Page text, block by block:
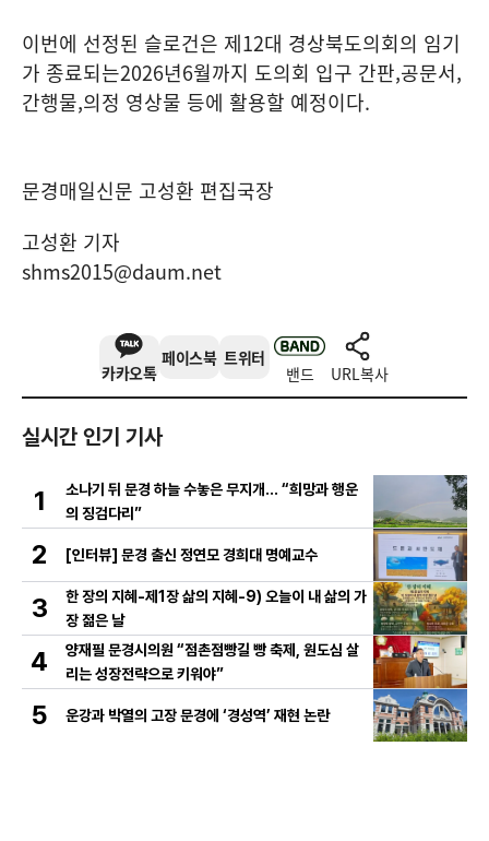
이번에 선정된 슬로건은 제12대 경상북도의회의 임기
가 종료되는2026년6월까지 도의회 입구 간판,공문서,
간행물,의정 영상물 등에 활용할 예정이다.
문경매일신문 고성환 편집국장
고성환 기자
shms2015@daum.net
카카오톡
페이스북 트위터
밴드 URL복사
실시간 인기 기사
1
소나기 뒤 문경 하늘 수놓은 무지개… “희망과 행운
의 징검다리”
2 [인터뷰] 문경 출신 정연모 경희대 명예교수
3
한 장의 지혜-제1장 삶의 지혜-9) 오늘이 내 삶의 가
장 젊은 날
4
양재필 문경시의원 “점촌점빵길 빵 축제, 원도심 살
리는 성장전략으로 키워야”
5 운강과 박열의 고장 문경에 ‘경성역’ 재현 논란